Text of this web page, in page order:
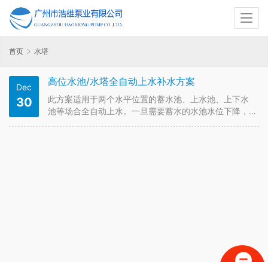
首页 水塔
Dec
30
高位水池/水塔全自动上水补水方案
此方案适用于两个水平位置的蓄水池、上水池、上下水
池等场合全自动上水。一旦需要蓄水的水池水位下降，